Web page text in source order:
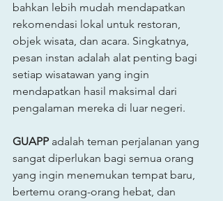
bahkan lebih mudah mendapatkan
rekomendasi lokal untuk restoran,
objek wisata, dan acara. Singkatnya,
pesan instan adalah alat penting bagi
setiap wisatawan yang ingin
mendapatkan hasil maksimal dari
pengalaman mereka di luar negeri.
GUAPP adalah teman perjalanan yang
sangat diperlukan bagi semua orang
yang ingin menemukan tempat baru,
bertemu orang-orang hebat, dan